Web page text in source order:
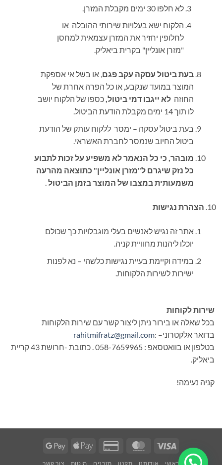
לא חלפו 30 ימים מקבלת המזרן.
הלקוח ישא בעלויות שירותי ההובלה או
לחלופין יחזיר את המזרן עצמאית למחסן
"מזרן אונליין" בקרית ביאליק.
בעת ביטול עסקה עקב פגם, או בשל אי אספקת
המוצר במועד שנקבע, או כל הפרה אחרת של
החוזה לא ייגבו דמי ביטול,כספו של הלקוח יושב
לו תוך 14 ימים מקבלת הודעת הביטול.
בעת ביטול עסקה – ימסר ללקוח עותק של הודעת
ביטול החיוב שנמסר לחברת האשראי.
מובהר, כי כל הנאמר לא משפיע על זכות לתבוע
כל נזק שיגרם ל"מזרן אונליין" כתוצאה מהרעה
משמעותית במצבו של המוצר בזמן הביטול.
הצהרת נגישות
אתר זה נגיש לאנשים בעלי מוגבלויות כך שכולם
יוכלו ליהנות מחוויית קניה.
במידה וקיימת בעיית נגישות כלשהי – נא לפנות
ישירות לשירות הלקוחות.
שירות לקוחות
בכל שאלה או בירור ניתן ליצור קשר עם שירות הלקוחות
בדואר אלקטרוני– :
rahitmifratz@gmail.com
בטלפון או בוואטסאפ : 058-7659965 . כתובת -חרושת 43 קריית
ביאליק.
קניה נעימה!
Visa
MasterCard
Credit
Apple
Google
ראשי אודותנו תקנון מזרנים מיטות צור קשר